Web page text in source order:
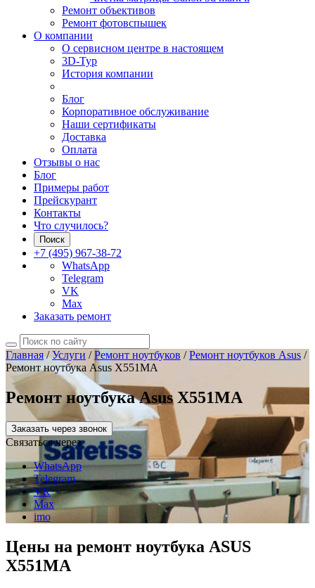
Ремонт объективов
Ремонт фотовспышек
О компании
О сервисном центре в настоящем
3D-Тур
История компании
Блог
Корпоративное обслуживание
Наши сертификаты
Доставка
Оплата
Отзывы о нас
Блог
Примеры работ
Прейскурант
Контакты
Что случилось?
Поиск
+7 (495) 967-38-72
WhatsApp
Telegram
VK
Max
Заказать ремонт
Главная/Услуги /Ремонт ноутбуков /Ремонт ноутбуков Asus /
Ремонт ноутбука Asus X551MA
Ремонт ноутбука Asus X551MA
Заказать через звонок
Связаться через
WhatsApp
Telegram
VK
Max
imo
Цены на ремонт ноутбука ASUS
X551MA